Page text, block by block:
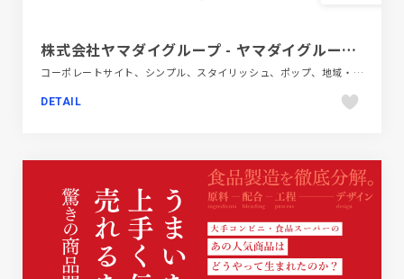
株式会社ヤマダイグループ - ヤマダイグループは1963年に創業した函市作業組から始まり、食、流通、人材サービスなどさまざまな事業活動を通じて地域・社会の発展に貢献し、皆さまに必要とされる企業を目指しています。
コーポレートサイト、シンプル、スタイリッシュ、ポップ、地域・団体・活動
DETAIL